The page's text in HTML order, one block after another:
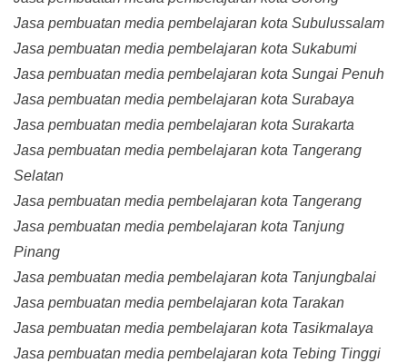
Jasa pembuatan media pembelajaran kota Subulussalam
Jasa pembuatan media pembelajaran kota Sukabumi
Jasa pembuatan media pembelajaran kota Sungai Penuh
Jasa pembuatan media pembelajaran kota Surabaya
Jasa pembuatan media pembelajaran kota Surakarta
Jasa pembuatan media pembelajaran kota Tangerang
Selatan
Jasa pembuatan media pembelajaran kota Tangerang
Jasa pembuatan media pembelajaran kota Tanjung
Pinang
Jasa pembuatan media pembelajaran kota Tanjungbalai
Jasa pembuatan media pembelajaran kota Tarakan
Jasa pembuatan media pembelajaran kota Tasikmalaya
Jasa pembuatan media pembelajaran kota Tebing Tinggi